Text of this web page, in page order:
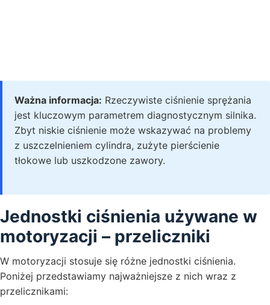
Ważna informacja: Rzeczywiste ciśnienie sprężania
jest kluczowym parametrem diagnostycznym silnika.
Zbyt niskie ciśnienie może wskazywać na problemy
z uszczelnieniem cylindra, zużyte pierścienie
tłokowe lub uszkodzone zawory.
Jednostki ciśnienia używane w
motoryzacji – przeliczniki
W motoryzacji stosuje się różne jednostki ciśnienia.
Poniżej przedstawiamy najważniejsze z nich wraz z
przelicznikami: